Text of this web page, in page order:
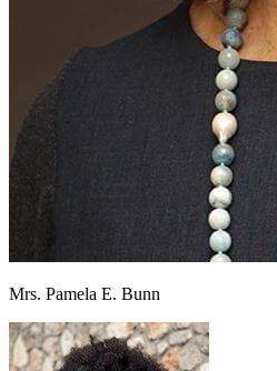
Mrs. Pamela E. Bunn